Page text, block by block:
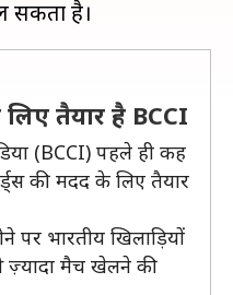
तैयार है BCCI
(BCCI) पहले ही कह
की मदद के लिए तैयार
पर भारतीय खिलाड़ियों
ज़्यादा मैच खेलने की